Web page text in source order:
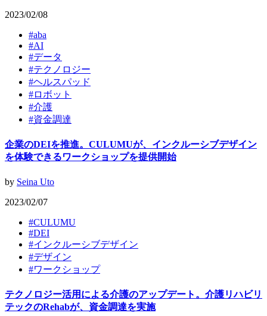
2023/02/08
#aba
#AI
#データ
#テクノロジー
#ヘルスパッド
#ロボット
#介護
#資金調達
企業のDEIを推進。CULUMUが、インクルーシブデザイン
を体験できるワークショップを提供開始
by Seina Uto
2023/02/07
#CULUMU
#DEI
#インクルーシブデザイン
#デザイン
#ワークショップ
テクノロジー活用による介護のアップデート。介護リハビリ
テックのRehabが、資金調達を実施